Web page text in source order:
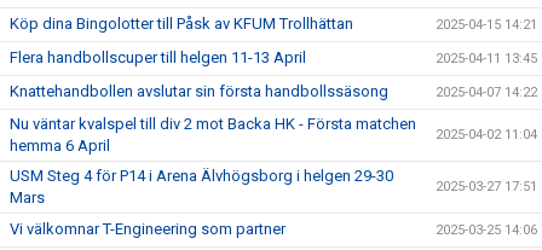
Köp dina Bingolotter till Påsk av KFUM Trollhättan 2025-04-15 14:21
Flera handbollscuper till helgen 11-13 April 2025-04-11 13:45
Knattehandbollen avslutar sin första handbollssäsong 2025-04-07 14:22
Nu väntar kvalspel till div 2 mot Backa HK - Första matchen
hemma 6 April
2025-04-02 11:04
USM Steg 4 för P14 i Arena Älvhögsborg i helgen 29-30
Mars
2025-03-27 17:51
Vi välkomnar T-Engineering som partner 2025-03-25 14:06